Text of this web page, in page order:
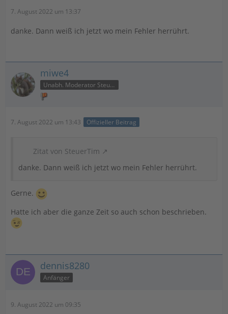
7. August 2022 um 13:37
danke. Dann weiß ich jetzt wo mein Fehler herrührt.
miwe4
Unabh. Moderator Steuer
7. August 2022 um 13:43 Offizieller Beitrag
Zitat von SteuerTim
danke. Dann weiß ich jetzt wo mein Fehler herrührt.
Gerne.
Hatte ich aber die ganze Zeit so auch schon beschrieben.
dennis8280
Anfänger
9. August 2022 um 09:35